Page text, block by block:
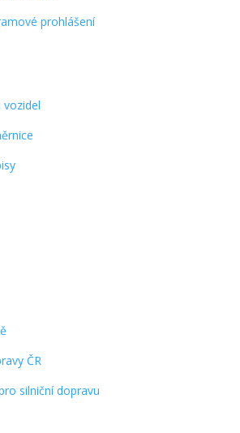
prohlášení
vozidel
ČR
silniční dopravu